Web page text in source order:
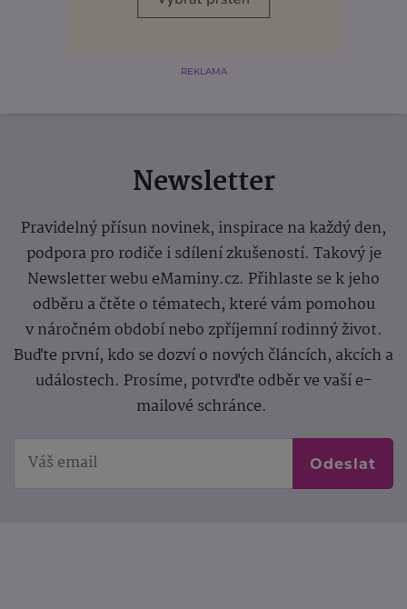
REKLAMA
Newsletter
Pravidelný přísun novinek, inspirace na každý den,
podpora pro rodiče i sdílení zkušeností. Takový je
Newsletter webu eMaminy.cz. Přihlaste se k jeho
odběru a čtěte o tématech, které vám pomohou
v náročném období nebo zpříjemní rodinný život.
Buďte první, kdo se dozví o nových článcích, akcích a
událostech. Prosíme, potvrďte odběr ve vaší e-
mailové schránce.
Odeslat